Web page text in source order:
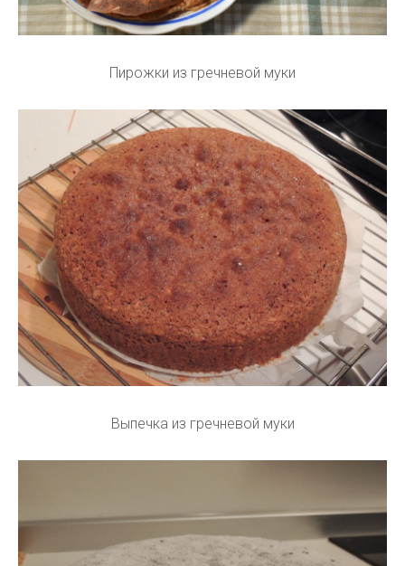
Пирожки из гречневой муки
Выпечка из гречневой муки